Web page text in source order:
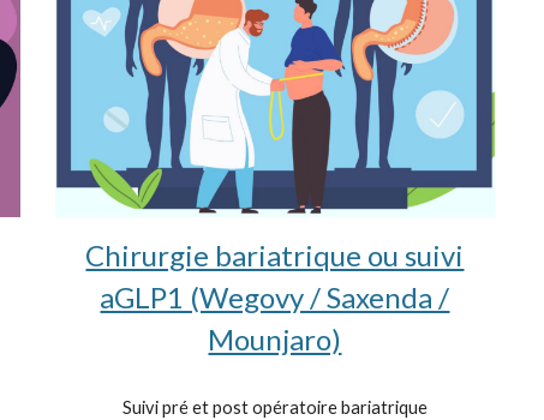
Chirurgie bariatrique ou suivi
aGLP1 (Wegovy / Saxenda /
Mounjaro)
Suivi pré et post opératoire bariatrique